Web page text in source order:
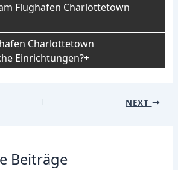
Flughafen Charlottetown
Charlottetown
Einrichtungen?
NEXT
Beiträge